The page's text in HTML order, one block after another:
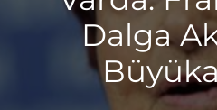
Dalga